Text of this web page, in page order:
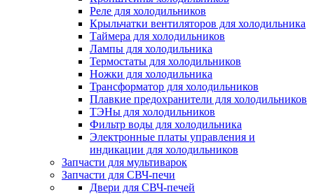
Реле для холодильников
Крыльчатки вентиляторов для холодильника
Таймера для холодильников
Лампы для холодильника
Термостаты для холодильников
Ножки для холодильника
Трансформатор для холодильников
Плавкие предохранители для холодильников
ТЭНы для холодильников
Фильтр воды для холодильника
Электронные платы управления и
индикации для холодильников
Запчасти для мультиварок
Запчасти для СВЧ-печи
Двери для СВЧ-печей